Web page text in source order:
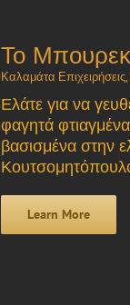
Το
Καλαμάτα Επιχειρήσεις,
Ελάτε για να
φαγητά
βασισμένα στην
Learn More